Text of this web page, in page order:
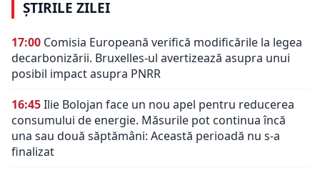
ȘTIRILE ZILEI
17:00 Comisia Europeană verifică modificările la legea
decarbonizării. Bruxelles-ul avertizează asupra unui
posibil impact asupra PNRR
16:45Ilie Bolojan face un nou apel pentru reducerea
consumului de energie. Măsurile pot continua încă
una sau două săptămâni: Această perioadă nu s-a
finalizat